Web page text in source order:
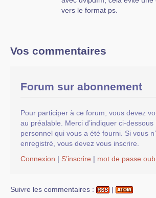
vers le format ps.
Vos commentaires
Forum sur abonnement
Pour participer à ce forum, vous devez
au préalable. Merci d’indiquer ci-dessous
personnel qui vous a été fourni. Si vous
enregistré, vous devez vous inscrire.
Connexion | S’inscrire | mot de passe
Suivre les commentaires : |